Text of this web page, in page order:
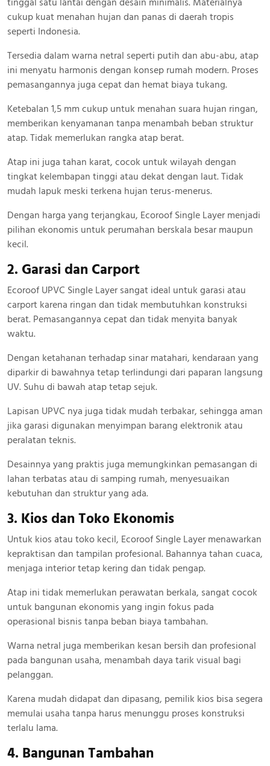
cukup kuat menahan hujan dan panas di daerah tropis
seperti Indonesia.
Tersedia dalam warna netral seperti putih dan abu-abu, atap
ini menyatu harmonis dengan konsep rumah modern. Proses
pemasangannya juga cepat dan hemat biaya tukang.
Ketebalan 1,5 mm cukup untuk menahan suara hujan ringan,
memberikan kenyamanan tanpa menambah beban struktur
atap. Tidak memerlukan rangka atap berat.
Atap ini juga tahan karat, cocok untuk wilayah dengan
tingkat kelembapan tinggi atau dekat dengan laut. Tidak
mudah lapuk meski terkena hujan terus-menerus.
Dengan harga yang terjangkau, Ecoroof Single Layer menjadi
pilihan ekonomis untuk perumahan berskala besar maupun
kecil.
2. Garasi dan Carport
Ecoroof UPVC Single Layer sangat ideal untuk garasi atau
carport karena ringan dan tidak membutuhkan konstruksi
berat. Pemasangannya cepat dan tidak menyita banyak
waktu.
Dengan ketahanan terhadap sinar matahari, kendaraan yang
diparkir di bawahnya tetap terlindungi dari paparan langsung
UV. Suhu di bawah atap tetap sejuk.
Lapisan UPVC nya juga tidak mudah terbakar, sehingga aman
jika garasi digunakan menyimpan barang elektronik atau
peralatan teknis.
Desainnya yang praktis juga memungkinkan pemasangan di
lahan terbatas atau di samping rumah, menyesuaikan
kebutuhan dan struktur yang ada.
3. Kios dan Toko Ekonomis
Untuk kios atau toko kecil, Ecoroof Single Layer menawarkan
kepraktisan dan tampilan profesional. Bahannya tahan cuaca,
menjaga interior tetap kering dan tidak pengap.
Atap ini tidak memerlukan perawatan berkala, sangat cocok
untuk bangunan ekonomis yang ingin fokus pada
operasional bisnis tanpa beban biaya tambahan.
Warna netral juga memberikan kesan bersih dan profesional
pada bangunan usaha, menambah daya tarik visual bagi
pelanggan.
Karena mudah didapat dan dipasang, pemilik kios bisa segera
memulai usaha tanpa harus menunggu proses konstruksi
terlalu lama.
4. Bangunan Tambahan